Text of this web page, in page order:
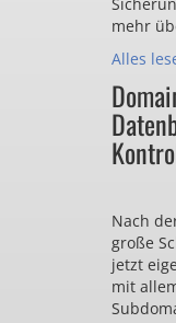
mehr
Alles
Nach
große
jetzt
mit